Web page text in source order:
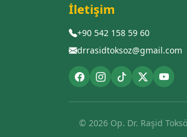
İletişim
+90 542 158 59 60
drrasidtoksoz@gmail.com
© 2026 Op. Dr. Raşid